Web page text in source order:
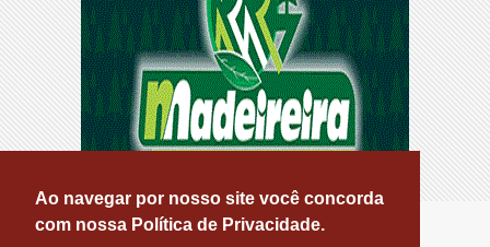
Ao navegar por nosso site você concorda
com nossa Política de Privacidade.